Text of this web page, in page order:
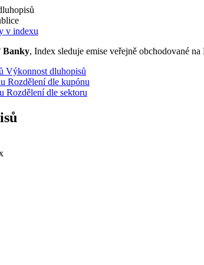
v indexu
Banky, Index sleduje emise veřejně obchodované na
Výkonnost dluhopisů
Rozdělení dle kupónu
Rozdělení dle sektoru